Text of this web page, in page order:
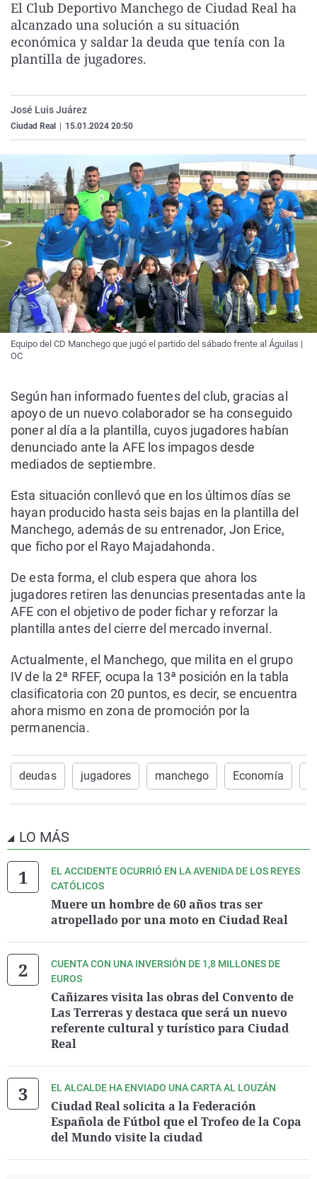
La rosa de los vientos
Gente viajera
Caso
Retornados
Extremadura
Galicia
Virales
Televisión
El Club Deportivo Manchego de Ciudad Real ha
alcanzado una solución a su situación
económica y saldar la deuda que tenía con la
plantilla de jugadores.
José Luis Juárez
Ciudad Real 15.01.2024 20:50
Equipo del CD Manchego que jugó el partido del sábado frente al Águilas |
OC
Según han informado fuentes del club, gracias al
apoyo de un nuevo colaborador se ha conseguido
poner al día a la plantilla, cuyos jugadores habían
denunciado ante la AFE los impagos desde
mediados de septiembre.
Esta situación conllevó que en los últimos días se
hayan producido hasta seis bajas en la plantilla del
Manchego, además de su entrenador, Jon Erice,
que ficho por el Rayo Majadahonda.
De esta forma, el club espera que ahora los
jugadores retiren las denuncias presentadas ante la
AFE con el objetivo de poder fichar y reforzar la
plantilla antes del cierre del mercado invernal.
Actualmente, el Manchego, que milita en el grupo
IV de la 2ª RFEF, ocupa la 13ª posición en la tabla
clasificatoria con 20 puntos, es decir, se encuentra
ahora mismo en zona de promoción por la
permanencia.
deudas jugadores manchego Economía
LO MÁS
EL ACCIDENTE OCURRIÓ EN LA AVENIDA DE LOS REYES
CATÓLICOS
Muere un hombre de 60 años tras ser
atropellado por una moto en Ciudad Real
CUENTA CON UNA INVERSIÓN DE 1,8 MILLONES DE
EUROS
Cañizares visita las obras del Convento de
Las Terreras y destaca que será un nuevo
referente cultural y turístico para Ciudad
Real
EL ALCALDE HA ENVIADO UNA CARTA AL LOUZÁN
Ciudad Real solicita a la Federación
Española de Fútbol que el Trofeo de la Copa
del Mundo visite la ciudad